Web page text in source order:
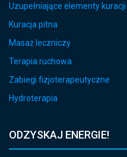
Uzupełniające elementy kuracji
Kuracja pitna
Masaż leczniczy
Terapia ruchowa
Zabiegi fizjoterapeutyczne
Hydroterapia
ODZYSKAJ ENERGIE!